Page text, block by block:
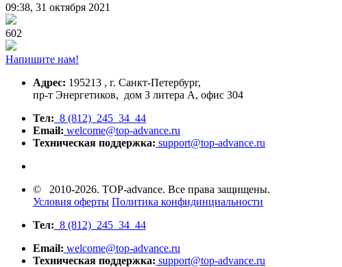
09:38, 31 октября 2021
602
Напишите нам!
Адрес: 195213 , г. Санкт-Петербург,
пр-т Энергетиков, дом 3 литера А, офис 304
Тел: 8 (812) 245 34 44
Email: welcome@top-advance.ru
Техническая поддержка: support@top-advance.ru
© 2010-2026. TOP-advance. Все права защищены.
Условия оферты Политика конфидинциальности
Тел: 8 (812) 245 34 44
Email: welcome@top-advance.ru
Техническая поддержка: support@top-advance.ru